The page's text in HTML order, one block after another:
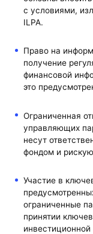
с условиями,
ILPA.
Право на
получение
финансовой
это
Ограниченная
управляющих
несут
фондом и
Участие в
ограниченные
принятии
инвестиционной